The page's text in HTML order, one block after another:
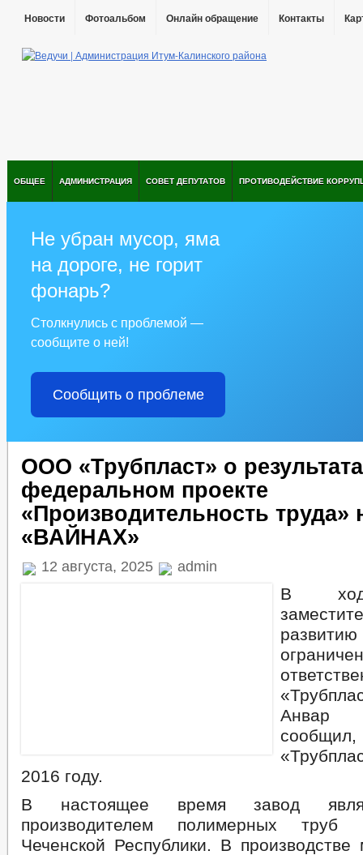
Новости Фотоальбом Онлайн обращение Контакты
ОБЩЕЕ АДМИНИСТРАЦИЯ СОВЕТ ДЕПУТАТОВ ПРОТИВОДЕЙСТВИЕ
Не убран мусор, яма
на дороге, не горит
фонарь?
Столкнулись с проблемой —
сообщите о ней!
Сообщить о проблеме
ООО «Трубпласт» о
федеральном проекте
«Производительность труда»
«ВАЙНАХ»
12 августа, 2025 admin
В
Анвар
2016 году.
В настоящее время завод
производителем полимерных труб
Чеченской Республики. В производстве